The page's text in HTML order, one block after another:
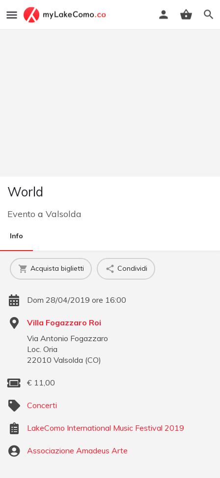
World
Evento a Valsolda
Info
Acquista biglietti Condividi
Dom 28/04/2019 ore 16:00
Villa Fogazzaro Roi
Via Antonio Fogazzaro
Loc. Oria
22010 Valsolda (CO)
€ 11,00
Concerti
LakeComo International Music Festival 2019
Associazione Amadeus Arte